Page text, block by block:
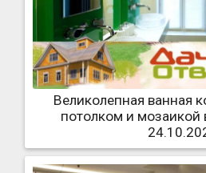
Великолепная ванная
потолком и мозаикой